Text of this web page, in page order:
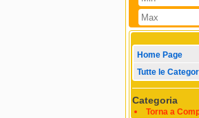
Home Page
Tutte le
Categoria
Torna a